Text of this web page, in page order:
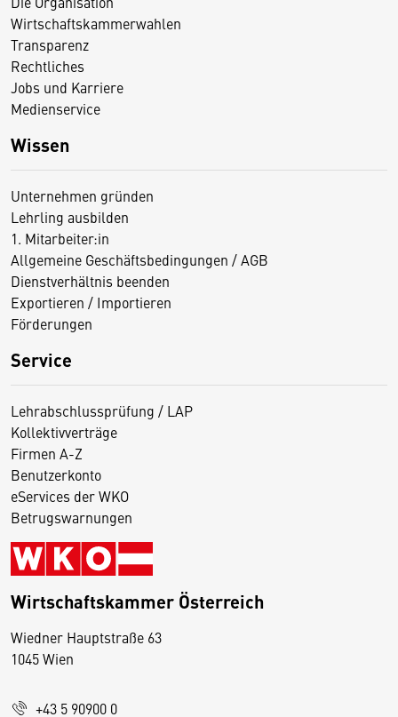
Wirtschaftskammerwahlen
Transparenz
Rechtliches
Jobs und Karriere
Medienservice
Wissen
Unternehmen gründen
Lehrling ausbilden
1. Mitarbeiter:in
Allgemeine Geschäftsbedingungen / AGB
Dienstverhältnis beenden
Exportieren / Importieren
Förderungen
Service
Lehrabschlussprüfung / LAP
Kollektivverträge
Firmen A-Z
Benutzerkonto
eServices der WKO
Betrugswarnungen
Wirtschaftskammer Österreich
Wiedner Hauptstraße 63
1045 Wien
+43 5 90900 0
D